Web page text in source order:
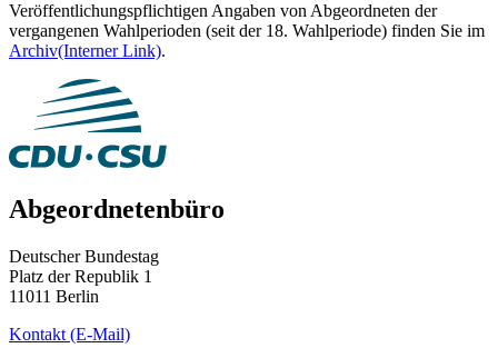
Veröffentlichungspflichtigen Angaben von Abgeordneten der
vergangenen Wahlperioden (seit der 18. Wahlperiode) finden Sie im
Archiv(Interner Link).
Abgeordnetenbüro
Deutscher Bundestag
Platz der Republik 1
11011 Berlin
Kontakt (E-Mail)